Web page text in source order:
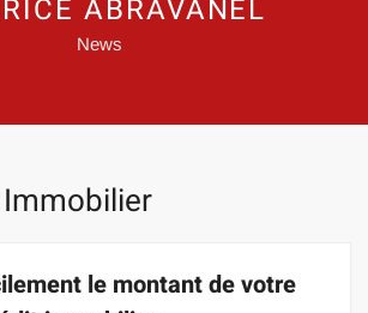
ABRAVANEL
News
Immobilier
le montant de votre